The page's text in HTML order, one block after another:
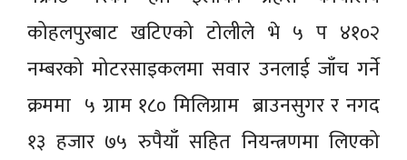
कोहलपुरबाट खटिएको टोलीले भे ५ प ४१०२
नम्बरको मोटरसाइकलमा सवार उनलाई जाँच गर्ने
क्रममा ५ ग्राम १८० मिलिग्राम ब्राउनसुगर र नगद
१३ हजार ७५ रुपैयाँ सहित नियन्त्रणमा लिएको